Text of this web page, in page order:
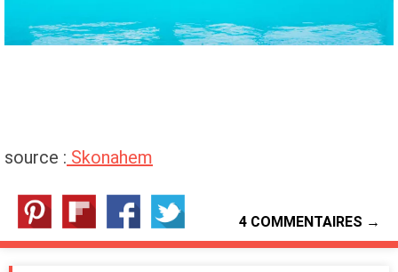
source : Skonahem
4 COMMENTAIRES →